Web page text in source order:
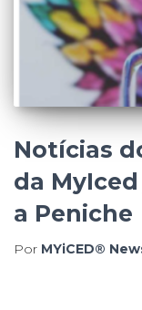
Notícias
da
a Peniche
Por MYiCED®